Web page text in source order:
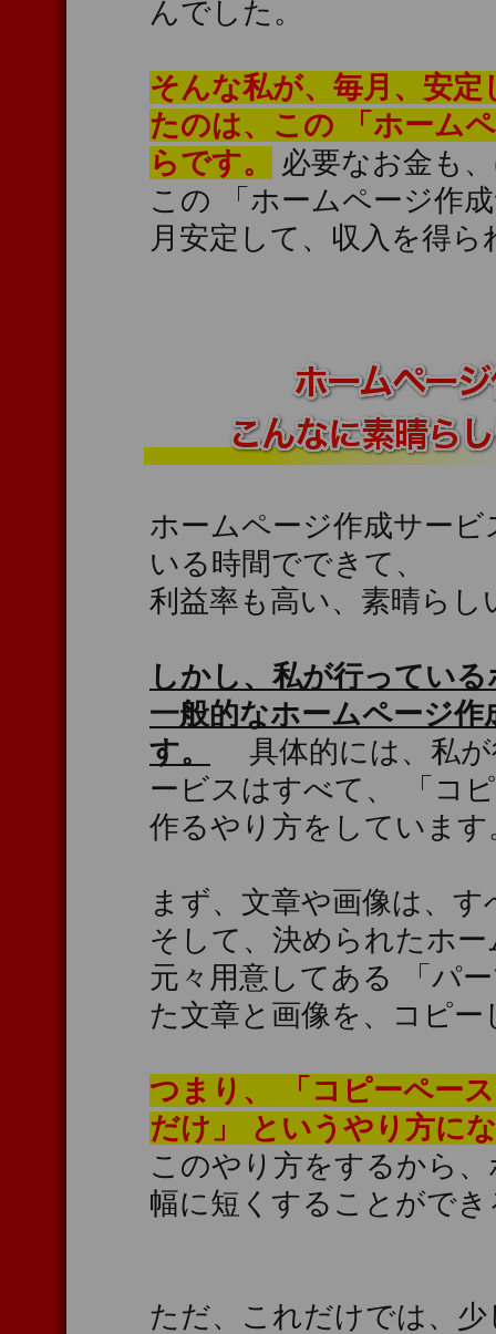
んでした。
そんな私が、毎月、安
たのは、この 「ホーム
らです。
必要なお金も
この 「ホームページ作
月安定して、収入を得
ホームページ作成サー
いる時間でできて、
利益率も高い、素晴ら
しかし、私が行ってい
一般的なホームページ
す。
具体的には、私が
ービスはすべて、 「コ
作るやり方をしています
まず、文章や画像は、
そして、決められたホ
元々用意してある 「パ
た文章と画像を、コピ
つまり、 「コピーペー
だけ」 というやり方に
このやり方をするから
幅に短くすることがで
ただ、これだけでは、